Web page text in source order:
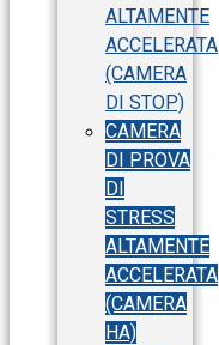
ALTAMENTE
ACCELERATA
(CAMERA
DI STOP)
CAMERA
DI PROVA
DI
STRESS
ALTAMENTE
ACCELERATA
(CAMERA
HA)